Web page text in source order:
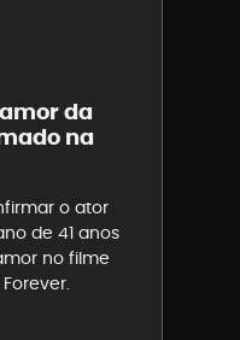
da
na
o ator
de 41 anos
no filme